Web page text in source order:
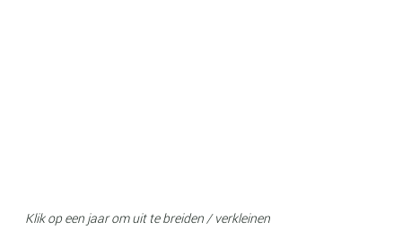
Klik op een jaar om uit te breiden / verkleinen